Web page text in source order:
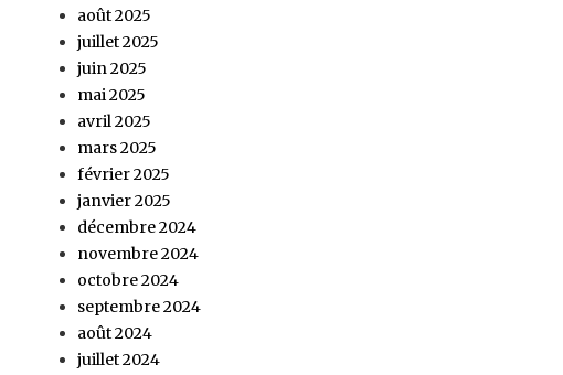
août 2025
juillet 2025
juin 2025
mai 2025
avril 2025
mars 2025
février 2025
janvier 2025
décembre 2024
novembre 2024
octobre 2024
septembre 2024
août 2024
juillet 2024